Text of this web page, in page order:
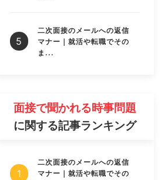
二次面接のメールへの返信
マナー｜就活や転職でその
ま...
面接で聞かれる時事問題
に関する記事ランキング
二次面接のメールへの返信
マナー｜就活や転職でその